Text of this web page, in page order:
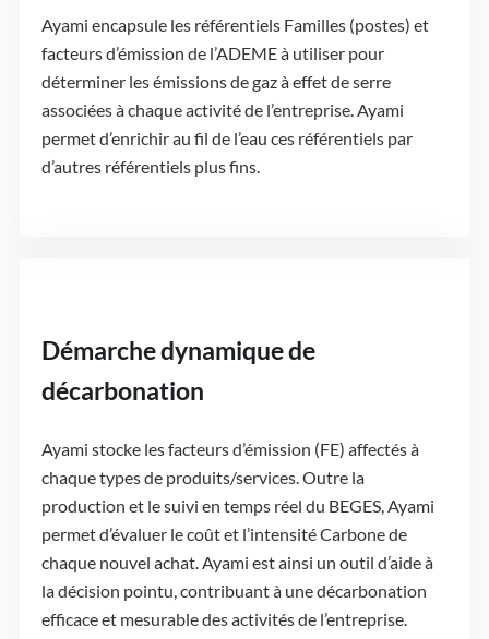
Ayami encapsule les référentiels Familles (postes) et
facteurs d’émission de l’ADEME à utiliser pour
déterminer les émissions de gaz à effet de serre
associées à chaque activité de l’entreprise. Ayami
permet d’enrichir au fil de l’eau ces référentiels par
d’autres référentiels plus fins.
Démarche dynamique de
décarbonation
Ayami stocke les facteurs d’émission (FE) affectés à
chaque types de produits/services. Outre la
production et le suivi en temps réel du BEGES, Ayami
permet d’évaluer le coût et l’intensité Carbone de
chaque nouvel achat. Ayami est ainsi un outil d’aide à
la décision pointu, contribuant à une décarbonation
efficace et mesurable des activités de l’entreprise.